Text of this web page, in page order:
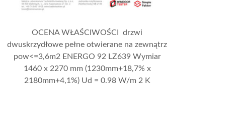
OCENA WŁAŚCIWOŚCI drzwi
dwuskrzydłowe pełne otwierane na zewnątrz
pow<=3,6m2 ENERGO 92 LZ639 Wymiar
1460 x 2270 mm (1230mm+18,7% x
2180mm+4,1%) Ud = 0.98 W/m 2 K